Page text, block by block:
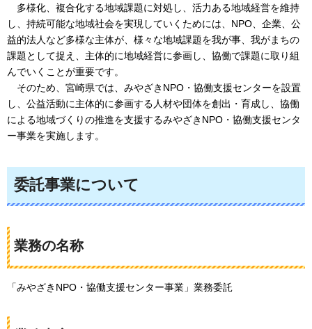
多様化、複合化する地域課題に対処し、活力ある地域経営を維持
し、持続可能な地域社会を実現していくためには、NPO、企業、公
益的法人など多様な主体が、様々な地域課題を我が事、我がまちの
課題として捉え、主体的に地域経営に参画し、協働で課題に取り組
んでいくことが重要です。
そのため、宮崎県では、みやざきNPO・協働支援センターを設置
し、公益活動に主体的に参画する人材や団体を創出・育成し、協働
による地域づくりの推進を支援するみやざきNPO・協働支援センタ
ー事業を実施します。
委託事業について
業務の名称
「みやざきNPO・協働支援センター事業」業務委託